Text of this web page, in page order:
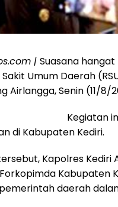
| Suasana
Umum Daerah
Airlangga, Senin (11/8/
Kegiatan
di Kabupaten Kediri.
Kapolres Kediri
Kabupaten
daerah